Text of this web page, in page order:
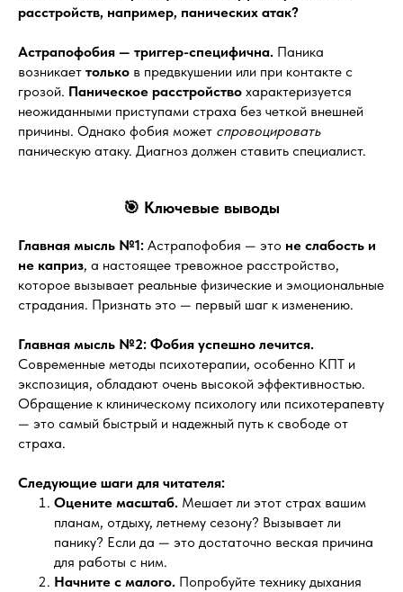
расстройств, например, панических атак?
Астрапофобия — триггер-специфична. Паника
возникает только в предвкушении или при контакте с
грозой. Паническое расстройство характеризуется
неожиданными приступами страха без четкой внешней
причины. Однако фобия может спровоцировать
паническую атаку. Диагноз должен ставить специалист.
🎯 Ключевые выводы
Главная мысль №1: Астрапофобия — это не слабость и
не каприз, а настоящее тревожное расстройство,
которое вызывает реальные физические и эмоциональные
страдания. Признать это — первый шаг к изменению.
Главная мысль №2: Фобия успешно лечится.
Современные методы психотерапии, особенно КПТ и
экспозиция, обладают очень высокой эффективностью.
Обращение к клиническому психологу или психотерапевту
— это самый быстрый и надежный путь к свободе от
страха.
Следующие шаги для читателя:
Оцените масштаб. Мешает ли этот страх вашим
планам, отдыху, летнему сезону? Вызывает ли
панику? Если да — это достаточно веская причина
для работы с ним.
Начните с малого. Попробуйте технику дыхания